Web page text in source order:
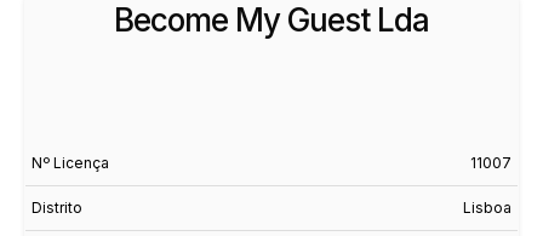
Become My Guest Lda
Nº Licença 11007
Distrito Lisboa